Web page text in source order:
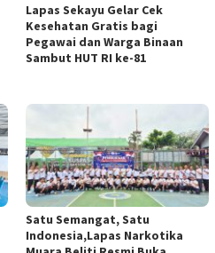
Lapas Sekayu Gelar Cek
Kesehatan Gratis bagi
Pegawai dan Warga Binaan
Sambut HUT RI ke-81
Satu Semangat, Satu
Indonesia,Lapas Narkotika